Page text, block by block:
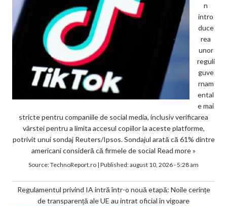
n
intro
duce
rea
unor
reguli
guve
rnam
ental
e mai
stricte pentru companiile de social media, inclusiv verificarea
vârstei pentru a limita accesul copiilor la aceste platforme,
potrivit unui sondaj Reuters/Ipsos. Sondajul arată că 61% dintre
americani consideră că firmele de social Read more »
Source:TechnoReport.ro | Published:august 10, 2026 - 5:28 am
Regulamentul privind IA intră într-o nouă etapă: Noile cerințe
de transparență ale UE au intrat oficial în vigoare